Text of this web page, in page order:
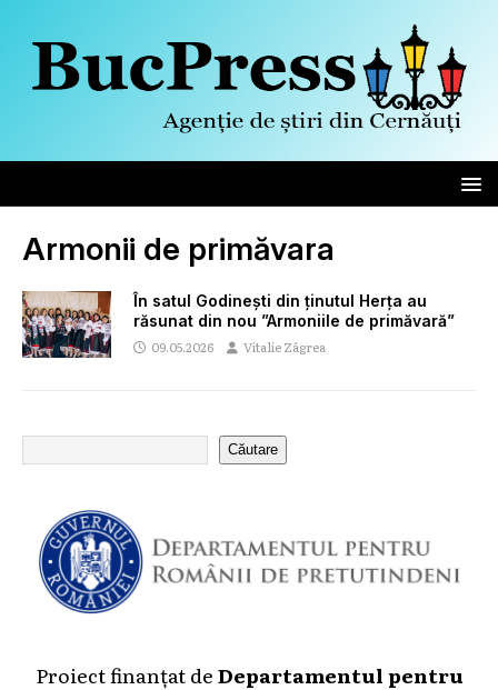
Armonii de primăvara
În satul Godinești din ținutul Herța au
răsunat din nou ”Armoniile de primăvară”
09.05.2026 Vitalie Zâgrea
Căutare
Proiect finanțat deDepartamentul pentru